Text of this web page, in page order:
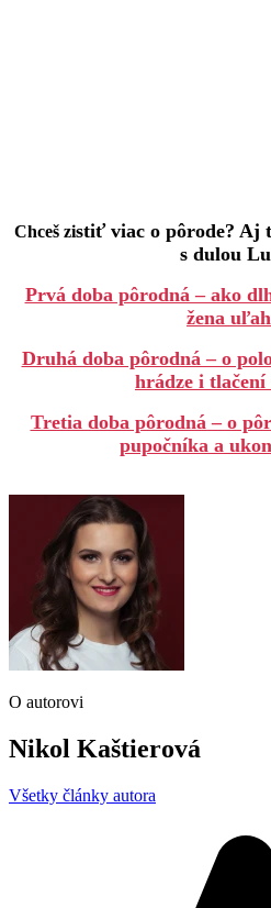
Chceš zistiť viac o pôrode? Aj
s dulou
Prvá doba pôrodná – ako
žena
Druhá doba pôrodná – o
hrádze i
Tretia doba pôrodná – o
pupočníka a
O autorovi
Nikol Kaštierová
Všetky články autora